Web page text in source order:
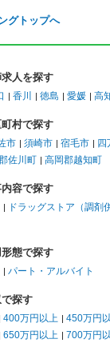
グトップへ
人を探す
香川 徳島 愛媛 高
村で探す
市 須崎市 宿毛市 四
佐川町 高岡郡越知町
容で探す
ドラッグストア（調剤
態で探す
パート・アルバイト
探す
400万円以上 450万円
650万円以上 700万円